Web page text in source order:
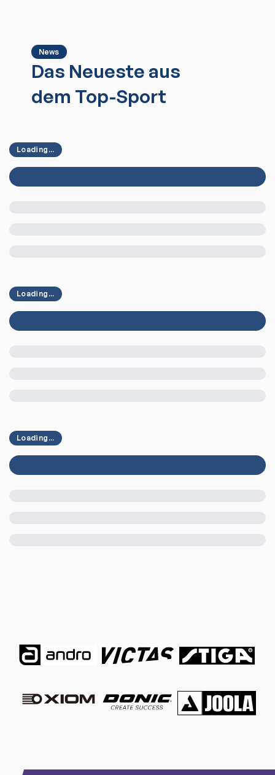
News
Das Neueste aus
dem Top-Sport
Loading...
Loading...
Loading...